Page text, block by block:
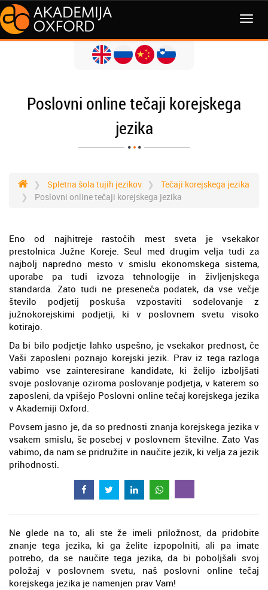
MENI
Poslovni online tečaji korejskega
jezika
Spletna šola tujih jezikov
Tečaji korejskega jezika
Poslovni online tečaji korejskega jezika
Eno od najhitreje rastočih mest sveta je vsekakor
prestolnica Južne Koreje. Seul med drugim velja tudi za
najbolj napredno mesto v smislu ekonomskega sistema,
uporabe pa tudi izvoza tehnologije in življenjskega
standarda. Zato tudi ne preseneča podatek, da vse večje
število podjetij poskuša vzpostaviti sodelovanje z
južnokorejskimi podjetji, ki v poslovnem svetu visoko
kotirajo.
Da bi bilo podjetje lahko uspešno, je vsekakor prednost, če
Vaši zaposleni poznajo korejski jezik. Prav iz tega razloga
vabimo vse zainteresirane kandidate, ki želijo izboljšati
svoje poslovanje oziroma poslovanje podjetja, v katerem so
zaposleni, da vpišejo Poslovni online tečaj korejskega jezika
v Akademiji Oxford.
Povsem jasno je, da so prednosti znanja korejskega jezika v
vsakem smislu, še posebej v poslovnem številne. Zato Vas
vabimo, da nam se pridružite in naučite jezik, ki velja za jezik
prihodnosti.
Ne glede na to, ali ste že imeli priložnost, da pridobite
znanje tega jezika, ki ga želite izpopolniti, ali pa imate
potrebo, da se naučite tega jezika, da bi poboljšali svoj
položaj v poslovnem svetu, naš poslovni online tečaj
korejskega jezika je namenjen prav Vam!